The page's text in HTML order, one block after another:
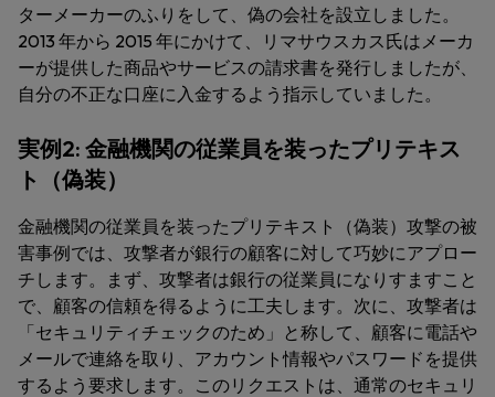
ターメーカーのふりをして、偽の会社を設立しました。
2013 年から 2015 年にかけて、リマサウスカス氏はメーカ
ーが提供した商品やサービスの請求書を発行しましたが、
自分の不正な口座に入金するよう指示していました。
実例2: 金融機関の従業員を装ったプリテキス
ト（偽装）
金融機関の従業員を装ったプリテキスト（偽装）攻撃の被
害事例では、攻撃者が銀行の顧客に対して巧妙にアプロー
チします。まず、攻撃者は銀行の従業員になりすますこと
で、顧客の信頼を得るように工夫します。次に、攻撃者は
「セキュリティチェックのため」と称して、顧客に電話や
メールで連絡を取り、アカウント情報やパスワードを提供
するよう要求します。このリクエストは、通常のセキュリ